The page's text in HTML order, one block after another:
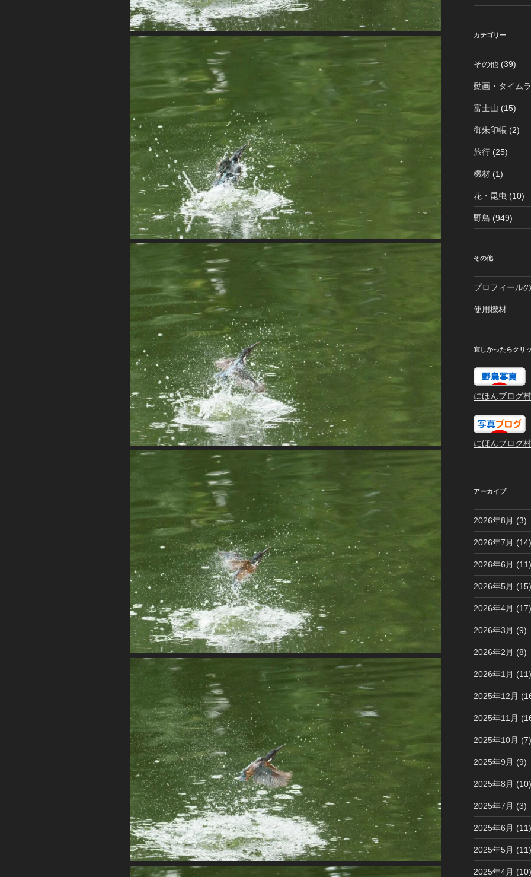
カテゴリー
その他(39)
動画・タイム
富士山 (15)
御朱印帳(2)
旅行(25)
機材(1)
花・昆虫 (10)
野鳥 (949)
その他
プロフィール
使用機材
宜しかったらクリ
にほんブログ村
にほんブログ村
アーカイブ
2026年8月 (3)
2026年7月 (14)
2026年6月 (11)
2026年5月 (15)
2026年4月 (17)
2026年3月 (9)
2026年2月 (8)
2026年1月 (11)
2025年12月
2025年11月
2025年10月 (7)
2025年9月 (9)
2025年8月 (10)
2025年7月 (3)
2025年6月 (11)
2025年5月 (11)
2025年4月 (10)